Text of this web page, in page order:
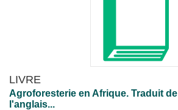
LIVRE
Agroforesterie en Afrique. Traduit de
l'anglais...